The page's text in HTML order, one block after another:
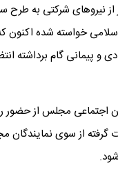
اخیر کارزار پیوستن ۱۰ هزار نفر از
خواسته شده اکنون
و پیمانی گام برداشته
اجتماعی مجلس از
گرفته از سوی